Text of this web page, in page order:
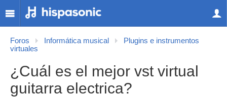
Foros Informática musical
Plugins e instrumentos
virtuales
¿Cuál es el mejor vst virtual
guitarra electrica?